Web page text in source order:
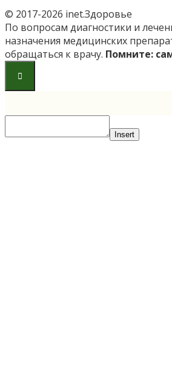
© 2017-2026 inet.Здоровье
По вопросам диагностики и
назначения медицинских
обращаться к врачу. Помните:
Insert